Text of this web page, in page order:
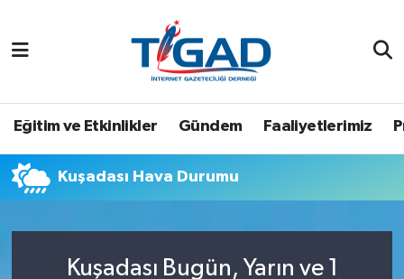
Eğitim ve Etkinlikler Gündem Faaliyetlerimiz
Kuşadası Hava Durumu
Kuşadası Bugün, Yarın ve 1
Nöbetçi Eczaneler